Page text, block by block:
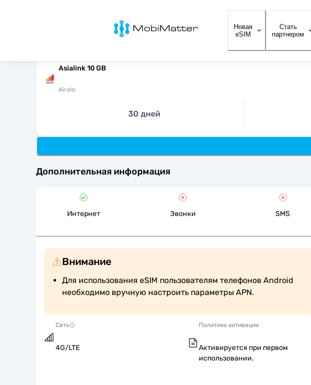
MobiMatter
Новая
eSIM
Стать
партнером
Asialink 10 GB
Airalo
30 дней
Дополнительная информация
Интернет Звонки SMS
Внимание
Для использования eSIM пользователям телефонов Android
необходимо вручную настроить параметры APN.
Сеть
4G/LTE
Политика активации
Активируется при первом
использовании.